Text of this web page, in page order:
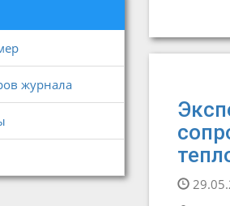
журнала